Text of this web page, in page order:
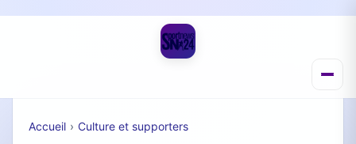
Accueil › Culture et supporters